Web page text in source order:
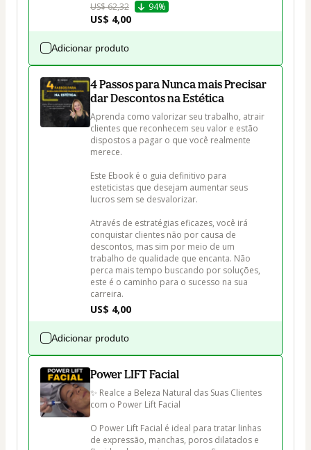
US$ 62,32
94%
US$ 4,00
Adicionar produto
4 Passos para Nunca mais Precisar
dar Descontos na Estética
Aprenda como valorizar seu trabalho, atrair
clientes que reconhecem seu valor e estão
dispostos a pagar o que você realmente
merece.
Este Ebook é o guia definitivo para
esteticistas que desejam aumentar seus
lucros sem se desvalorizar.
Através de estratégias eficazes, você irá
conquistar clientes não por causa de
descontos, mas sim por meio de um
trabalho de qualidade que encanta. Não
perca mais tempo buscando por soluções,
este é o caminho para o sucesso na sua
carreira.
US$ 4,00
Adicionar produto
Power LIFT Facial
✨ Realce a Beleza Natural das Suas Clientes
com o Power Lift Facial
O Power Lift Facial é ideal para tratar linhas
de expressão, manchas, poros dilatados e